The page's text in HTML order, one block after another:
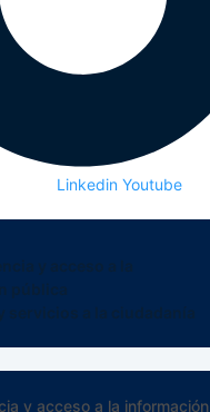
Linkedin Youtube
y acceso a la información